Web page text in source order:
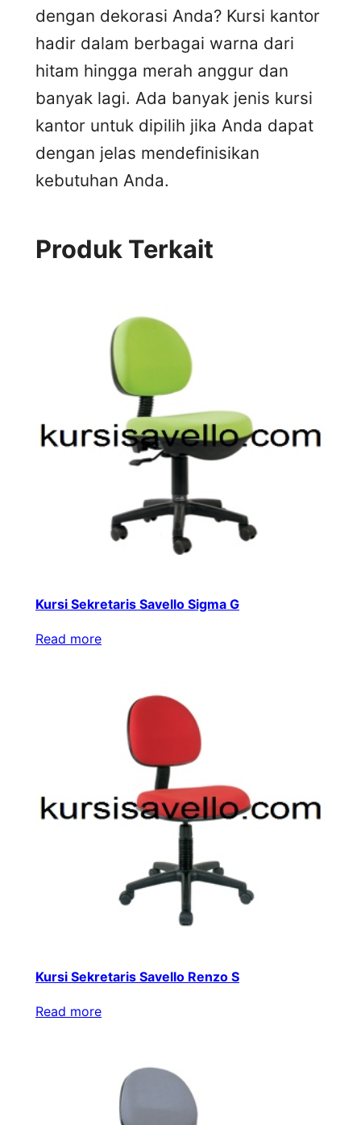
dengan dekorasi Anda? Kursi kantor
hadir dalam berbagai warna dari
hitam hingga merah anggur dan
banyak lagi. Ada banyak jenis kursi
kantor untuk dipilih jika Anda dapat
dengan jelas mendefinisikan
kebutuhan Anda.
Produk Terkait
Kursi Sekretaris Savello Sigma G
Read more
Kursi Sekretaris Savello Renzo S
Read more